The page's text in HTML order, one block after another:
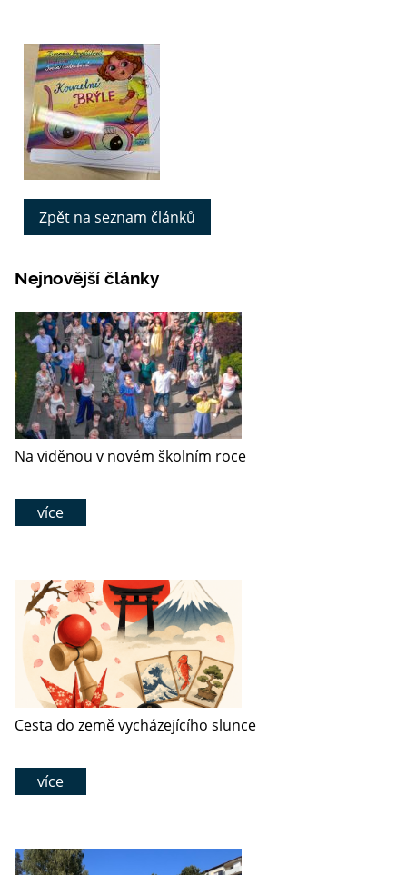
Zpět na seznam článků
Nejnovější články
Na viděnou v novém školním roce
více
Cesta do země vycházejícího slunce
více